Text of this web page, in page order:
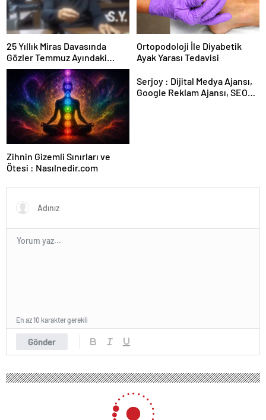
25 Yıllık Miras Davasında
Gözler Temmuz Ayındaki
Karar Duruşmasına Çevrildi
Ortopodoloji İle Diyabetik
Ayak Yarası Tedavisi
Zihnin Gizemli Sınırları ve
Ötesi : Nasılnedir.com
Serjoy : Dijital Medya Ajansı,
Google Reklam Ajansı, SEO
Gönder
En az 10 karakter gerekli